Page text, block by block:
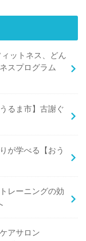
ットネス、どん
スプログラム
るま市】古謝ぐ
が学べる【おう
レーニングの効
アサロン